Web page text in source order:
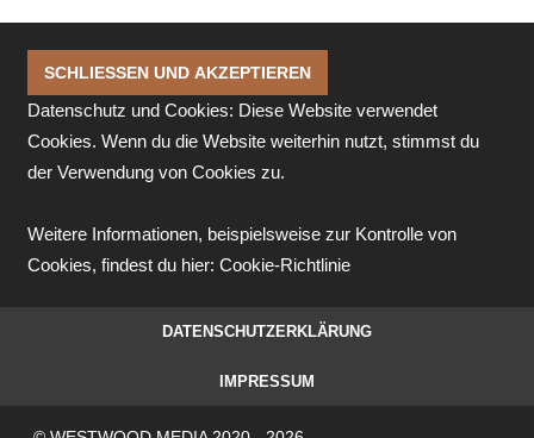
Datenschutz und Cookies: Diese Website verwendet
Cookies. Wenn du die Website weiterhin nutzt, stimmst du
der Verwendung von Cookies zu.
Weitere Informationen, beispielsweise zur Kontrolle von
Cookies, findest du hier: Cookie-Richtlinie
DATENSCHUTZERKLÄRUNG
IMPRESSUM